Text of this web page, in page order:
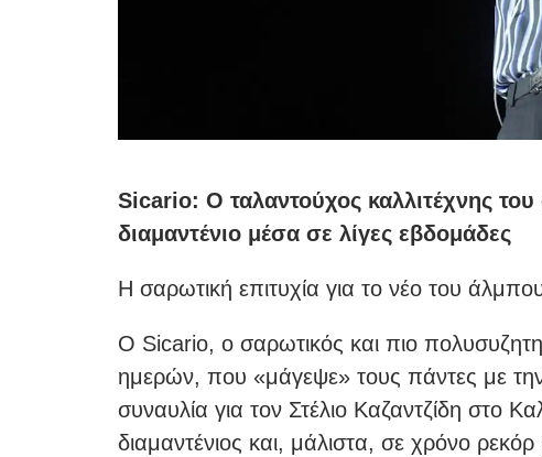
Sicario: Ο ταλαντούχος καλλιτέχνης
διαμαντένιο μέσα σε λίγες εβδομάδες
Η σαρωτική επιτυχία για το νέο του
O Sicario, ο σαρωτικός και πιο
ημερών, που «μάγεψε» τους πάντες με
συναυλία για τον Στέλιο Καζαντζίδη στο
διαμαντένιος και, μάλιστα, σε χρόνο